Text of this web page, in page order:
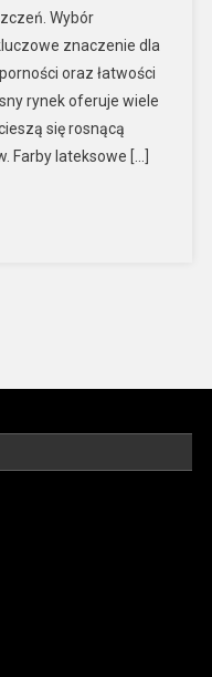
Wybór
znaczenie dla
oraz łatwości
rynek oferuje wiele
się rosnącą
Farby lateksowe […]